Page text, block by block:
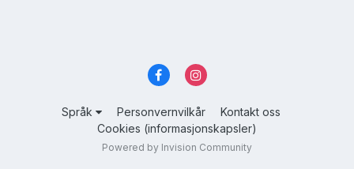
Språk Personvernvilkår
Kontakt oss
Cookies (informasjonskapsler)
Powered by Invision Community